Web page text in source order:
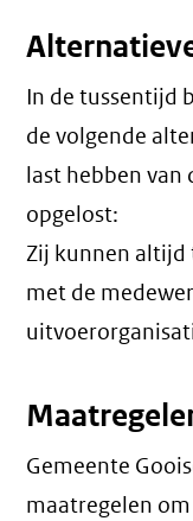
In de tussentijd
de volgende
last hebben van
opgelost:
Zij kunnen altijd
met de
Gemeente
maatregelen